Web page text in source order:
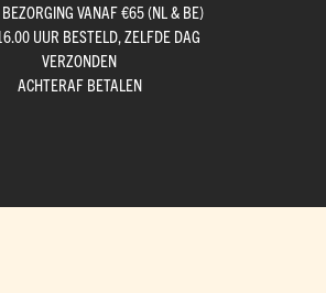
VANAF €65 (NL & BE)
UUR BESTELD, ZELFDE DAG
VERZONDEN
ACHTERAF BETALEN